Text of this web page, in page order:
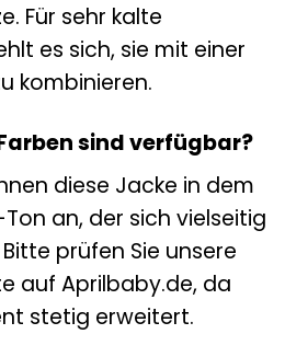
Für sehr kalte
es sich, sie mit einer
kombinieren.
sind verfügbar?
diese Jacke in dem
an, der sich vielseitig
prüfen Sie unsere
auf Aprilbaby.de, da
stetig erweitert.